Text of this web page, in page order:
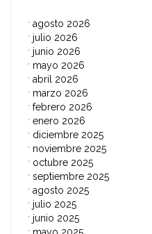
agosto 2026
julio 2026
junio 2026
mayo 2026
abril 2026
marzo 2026
febrero 2026
enero 2026
diciembre 2025
noviembre 2025
octubre 2025
septiembre 2025
agosto 2025
julio 2025
junio 2025